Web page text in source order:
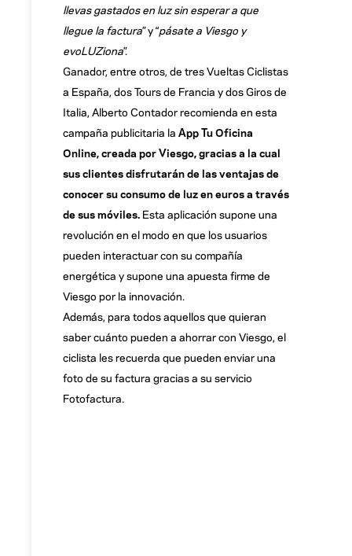
llevas gastados en luz sin esperar a que
llegue la factura” y “pásate a Viesgo y
evoLUZiona”.
Ganador, entre otros, de tres Vueltas Ciclistas
a España, dos Tours de Francia y dos Giros de
Italia, Alberto Contador recomienda en esta
campaña publicitaria la App Tu Oficina
Online, creada por Viesgo, gracias a la cual
sus clientes disfrutarán de las ventajas de
conocer su consumo de luz en euros a través
de sus móviles. Esta aplicación supone una
revolución en el modo en que los usuarios
pueden interactuar con su compañía
energética y supone una apuesta firme de
Viesgo por la innovación.
Además, para todos aquellos que quieran
saber cuánto pueden a ahorrar con Viesgo, el
ciclista les recuerda que pueden enviar una
foto de su factura gracias a su servicio
Fotofactura.